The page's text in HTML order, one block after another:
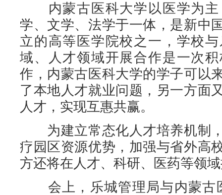
内蒙古医科大学以医学为主
学、文学、法学于一体，是新中
立的高等医学院校之一，学校
域、人才领域开展合作是一次
作，内蒙古医科大学的学子可以
了本地人才就业问题，另一方面
人才，实现互惠共赢。
为建立常态化人才培养机制
疗园区资源优势，加强与省外高
方还将在人才、科研、医药等领
会上，乐城管理局与内蒙古